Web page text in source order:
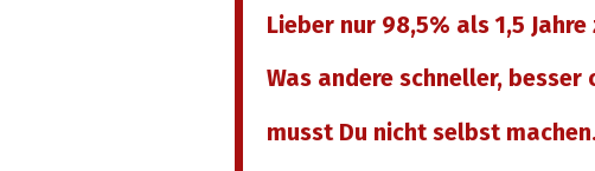
Lieber nur 98,5% als 1,5
Was andere schneller,
musst Du nicht selbst